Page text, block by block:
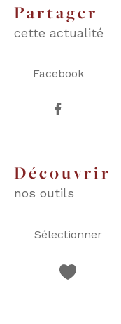
partager
cette actualité
Facebook
découvrir
nos outils
Sélectionner